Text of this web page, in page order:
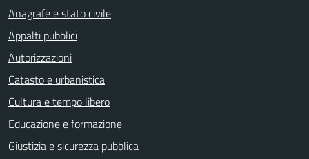
Anagrafe e stato civile
Appalti pubblici
Autorizzazioni
Catasto e urbanistica
Cultura e tempo libero
Educazione e formazione
Giustizia e sicurezza pubblica